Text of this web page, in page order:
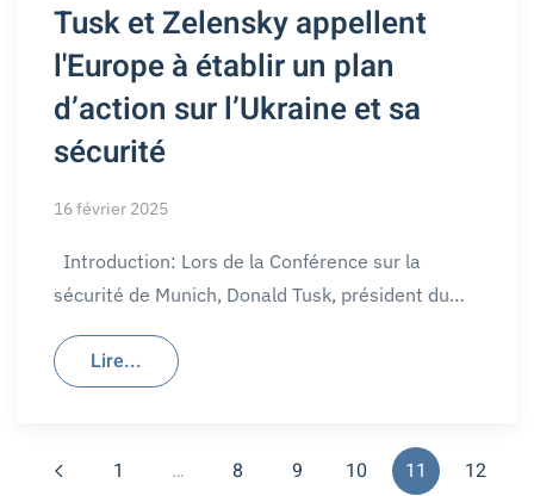
Tusk et Zelensky appellent
l'Europe à établir un plan
d’action sur l’Ukraine et sa
sécurité
16 février 2025
Introduction: Lors de la Conférence sur la
sécurité de Munich, Donald Tusk, président du…
Lire...
1 … 8 9 10 11 12